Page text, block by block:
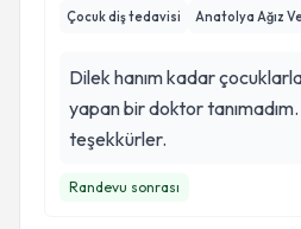
Çocuk diş tedavisi Anatolya Ağız
Dilek hanım kadar
yapan bir doktor
teşekkürler.
Randevu sonrası